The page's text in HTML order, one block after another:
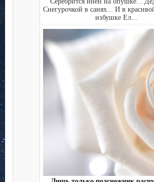
Снегурочкой в санях... И в
избушке Ел...